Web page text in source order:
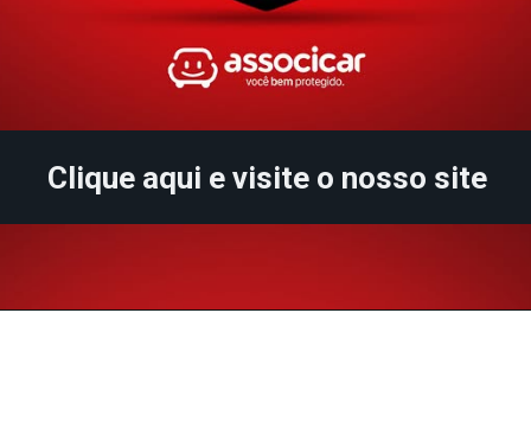
Clique aqui e visite o nosso site